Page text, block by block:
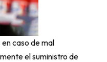
caso de mal
el suministro de